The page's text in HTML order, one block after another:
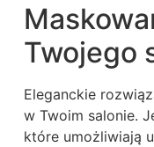
Twojego
Eleganckie
w Twoim salonie.
które umożliwiają